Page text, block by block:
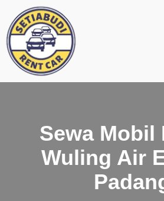
content
Sewa
Wuling Air